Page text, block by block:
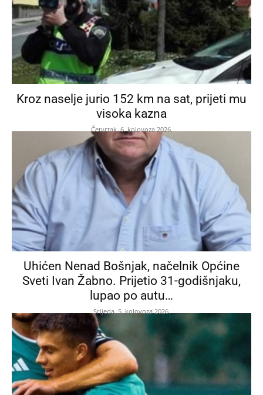
Kroz naselje jurio 152 km na sat, prijeti mu
visoka kazna
Četvrtak, 6. kolovoza 2026.
Uhićen Nenad Bošnjak, načelnik Općine
Sveti Ivan Žabno. Prijetio 31-godišnjaku,
lupao po autu…
Srijeda, 5. kolovoza 2026.